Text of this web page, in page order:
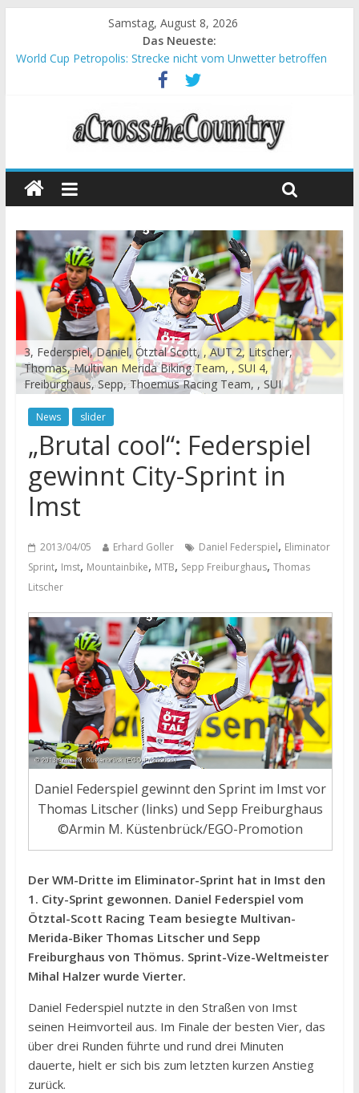
Samstag, August 8, 2026
Das Neueste:
World Cup Petropolis: Strecke nicht vom Unwetter betroffen
Krumbach und Obergessertshausen: Mountainbike-Bundesliga
Supercup Massi Banyoles: Siege für Carod und Richards
Halbzeit beim Andalucia Bike Race: Weltmeister Seewald führt
Chelva: Schweizer Doppelsieg beim ersten XCO-Rennen der
3, Federspiel, Daniel, Ötztal Scott, , AUT 2, Litscher,
Thomas, Multivan Merida Biking Team, , SUI 4,
Freiburghaus, Sepp, Thoemus Racing Team, , SUI
News slider
„Brutal cool“: Federspiel
gewinnt City-Sprint in
Imst
2013/04/05 Erhard Goller Daniel Federspiel, Eliminator
Sprint, Imst, Mountainbike, MTB, Sepp Freiburghaus, Thomas
Litscher
Daniel Federspiel gewinnt den Sprint im Imst vor
Thomas Litscher (links) und Sepp Freiburghaus
©Armin M. Küstenbrück/EGO-Promotion
Der WM-Dritte im Eliminator-Sprint hat in Imst den
1. City-Sprint gewonnen. Daniel Federspiel vom
Ötztal-Scott Racing Team besiegte Multivan-
Merida-Biker Thomas Litscher und Sepp
Freiburghaus von Thömus. Sprint-Vize-Weltmeister
Mihal Halzer wurde Vierter.
Daniel Federspiel nutzte in den Straßen von Imst
seinen Heimvorteil aus. Im Finale der besten Vier, das
über drei Runden führte und rund drei Minuten
dauerte, hielt er sich bis zum letzten kurzen Anstieg
zurück.